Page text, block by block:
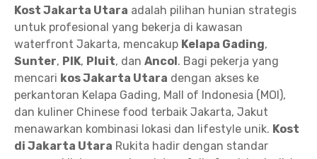
Kost Jakarta Utara adalah pilihan hunian strategis
untuk profesional yang bekerja di kawasan
waterfront Jakarta, mencakup Kelapa Gading,
Sunter, PIK, Pluit, dan Ancol. Bagi pekerja yang
mencari kos Jakarta Utara dengan akses ke
perkantoran Kelapa Gading, Mall of Indonesia (MOI),
dan kuliner Chinese food terbaik Jakarta, Jakut
menawarkan kombinasi lokasi dan lifestyle unik. Kost
di Jakarta Utara Rukita hadir dengan standar